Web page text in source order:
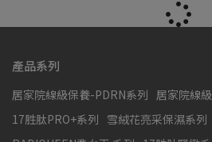
產品系列
居家院線級保養-PDRN系列 居家院線
17胜肽PRO+系列 雪絨花亮采保濕系列